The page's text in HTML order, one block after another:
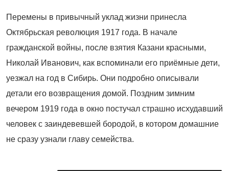
Перемены в привычный уклад жизни принесла
Октябрьская революция 1917 года. В начале
гражданской войны, после взятия Казани красными,
Николай Иванович, как вспоминали его приёмные дети,
уезжал на год в Сибирь. Они подробно описывали
детали его возвращения домой. Поздним зимним
вечером 1919 года в окно постучал страшно исхудавший
человек с заиндевевшей бородой, в котором домашние
не сразу узнали главу семейства.